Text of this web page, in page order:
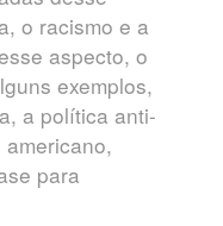
o racismo e a
aspecto, o
exemplos,
a política anti-
para